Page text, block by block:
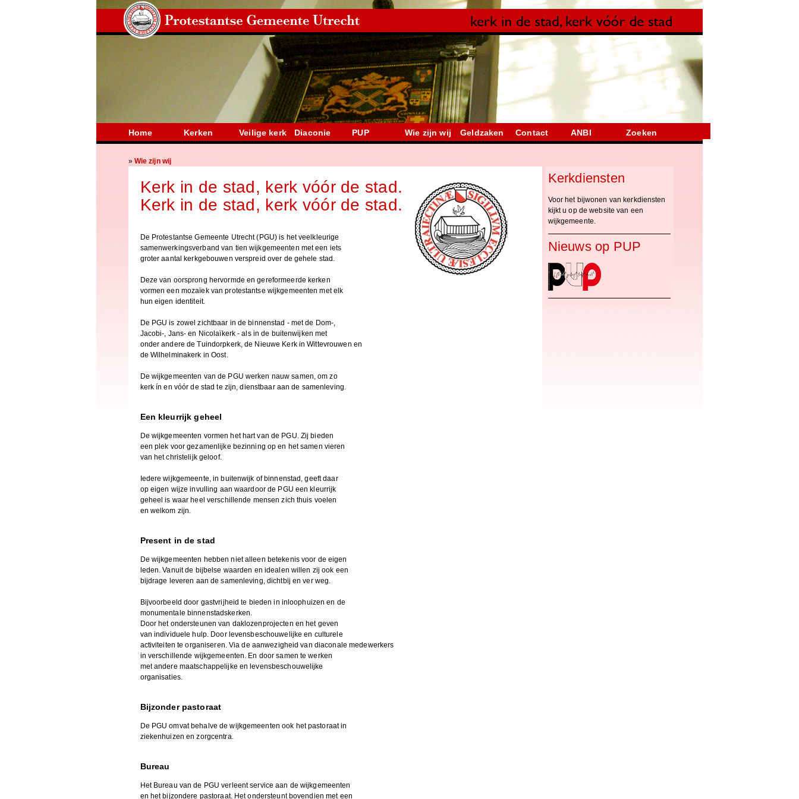
» Wie zijn wij
Kerk in de stad, kerk vóór de stad.
Kerk in de stad, kerk vóór de stad.
De Protestantse Gemeente Utrecht (PGU) is het veelkleurige
samenwerkingsverband van tien wijkgemeenten met een iets
groter aantal kerkgebouwen verspreid over de gehele stad.
Deze van oorsprong hervormde en gereformeerde kerken
vormen een mozaïek van protestantse wijkgemeenten met elk
hun eigen identiteit.
De PGU is zowel zichtbaar in de binnenstad - met de Dom-,
Jacobi-, Jans- en Nicolaïkerk - als in de buitenwijken met
onder andere de Tuindorpkerk, de Nieuwe Kerk in Wittevrouwen en
de Wilhelminakerk in Oost.
De wijkgemeenten van de PGU werken nauw samen, om zo
kerk ín en vóór de stad te zijn, dienstbaar aan de samenleving.
Een kleurrijk geheel
De wijkgemeenten vormen het hart van de PGU. Zij bieden
een plek voor gezamenlijke bezinning op en het samen vieren
van het christelijk geloof.
Iedere wijkgemeente, in buitenwijk of binnenstad, geeft daar
op eigen wijze invulling aan waardoor de PGU een kleurrijk
geheel is waar heel verschillende mensen zich thuis voelen
en welkom zijn.
Present in de stad
De wijkgemeenten hebben niet alleen betekenis voor de eigen
leden. Vanuit de bijbelse waarden en idealen willen zij ook een
bijdrage leveren aan de samenleving, dichtbij en ver weg.
Bijvoorbeeld door gastvrijheid te bieden in inloophuizen en de
monumentale binnenstadskerken.
Door het ondersteunen van daklozenprojecten en het geven
van individuele hulp. Door levensbeschouwelijke en culturele
activiteiten te organiseren. Via de aanwezigheid van diaconale medewerkers
in verschillende wijkgemeenten. En door samen te werken
met andere maatschappelijke en levensbeschouwelijke
organisaties.
Bijzonder pastoraat
De PGU omvat behalve de wijkgemeenten ook het pastoraat in
ziekenhuizen en zorgcentra.
Bureau
Het Bureau van de PGU verleent service aan de wijkgemeenten
en het bijzondere pastoraat. Het ondersteunt bovendien met een
Kerkdiensten
Voor het bijwonen van kerkdiensten
kijkt u op de website van een
wijkgemeente.
Nieuws op PUP
Home Kerken Veilige kerk Diaconie PUP Wie zijn wij Geldzaken Contact ANBI Zoeken